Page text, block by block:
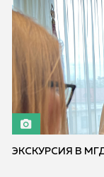
ЭКСКУРСИЯ В